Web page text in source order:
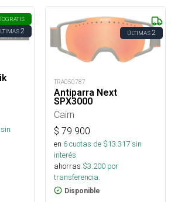
GRATIS
2
sin
ÚLTIMAS2
TRA050787
Antiparra Next
SPX3000
Cairn
$ 79.900
en 6cuotas de $13.317sin
interés
ahorras $3.200 por
transferencia.
Disponible